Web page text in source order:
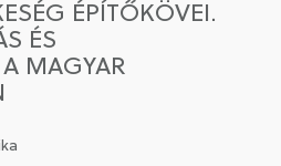
/ MEGÚJÍTOM A
ÉPÍTŐKÖVEI.
ÉS
MAGYAR